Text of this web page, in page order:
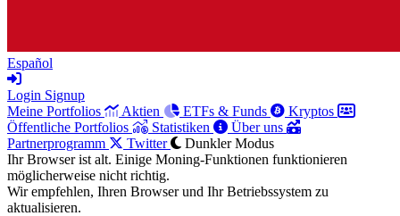
Español
Login Signup
Meine Portfolios
Aktien ETFs & Funds
Kryptos
Öffentliche Portfolios
Statistiken
Über uns
Partnerprogramm
Twitter
Dunkler Modus
Ihr Browser ist alt. Einige Moning-Funktionen funktionieren
möglicherweise nicht richtig.
Wir empfehlen, Ihren Browser und Ihr Betriebssystem zu
aktualisieren.